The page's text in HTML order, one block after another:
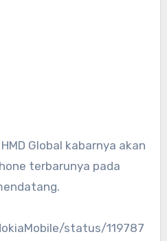
HMD Global kabarnya akan
terbarunya pada
status/119787